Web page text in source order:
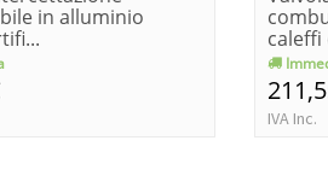
in alluminio
caleffi
IVA Inc.